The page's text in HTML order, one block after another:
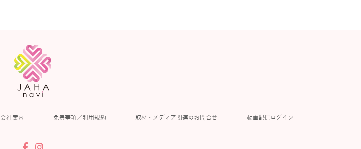
会社案内 免責事項／利用規約 取材・メディア関連のお問合せ 動画配信ログイン